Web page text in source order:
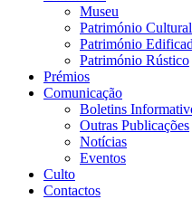
Museu
Património Cultural
Património
Património Rústico
Prémios
Comunicação
Boletins
Outras Publicações
Notícias
Eventos
Culto
Contactos